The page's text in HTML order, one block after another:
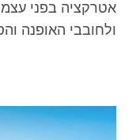
אטרקציה בפני
ולחובבי האופנה